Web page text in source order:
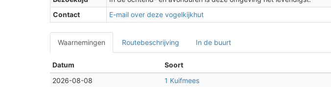
Contact
E-mail over deze vogelkijkhut
Waarnemingen Routebeschrijving In de buurt
Datum
Soort
2026-08-08
1 Kuifmees
2